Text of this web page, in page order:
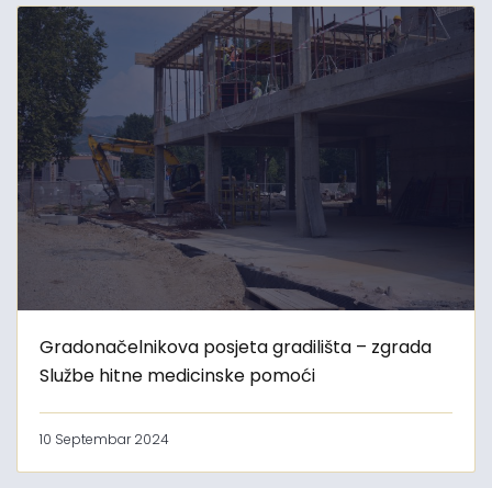
Gradonačelnikova posjeta gradilišta – zgrada
Službe hitne medicinske pomoći
10 Septembar 2024